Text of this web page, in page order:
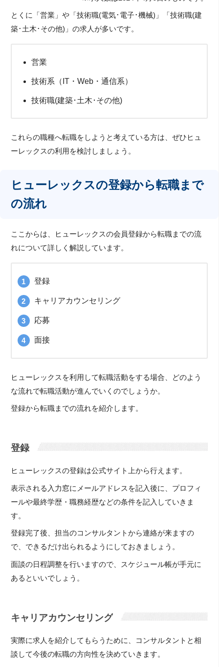
とくに「営業」や「技術職(電気･電子･機械)」「技術職(建
築･土木･その他)」の求人が多いです。
営業
技術系（IT・Web・通信系）
技術職(建築･土木･その他)
これらの職種へ転職をしようと考えている方は、ぜひヒュ
ーレックスの利用を検討しましょう。
ヒューレックスの登録から転職まで
の流れ
ここからは、ヒューレックスの会員登録から転職までの流
れについて詳しく解説しています。
登録
キャリアカウンセリング
応募
面接
ヒューレックスを利用して転職活動をする場合、どのよう
な流れで転職活動が進んでいくのでしょうか。
登録から転職までの流れを紹介します。
登録
ヒューレックスの登録は公式サイト上から行えます。
表示される入力窓にメールアドレスを記入後に、プロフィ
ールや最終学歴・職務経歴などの条件を記入していきま
す。
登録完了後、担当のコンサルタントから連絡が来ますの
で、できるだけ出られるようにしておきましょう。
面談の日程調整を行いますので、スケジュール帳が手元に
あるといいでしょう。
キャリアカウンセリング
実際に求人を紹介してもらうために、コンサルタントと相
談して今後の転職の方向性を決めていきます。